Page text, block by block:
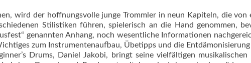
wird der hoffnungsvolle junge Trommler in neun Kapiteln, die von
Stilistiken führen, spielerisch an die Hand genommen,
genannten Anhang, noch wesentliche Informationen
zum Instrumentenaufbau, Übe­tipps und die Entdämonisierung
Drums, Daniel Jakobi, bringt seine vielfältigen musikalischen